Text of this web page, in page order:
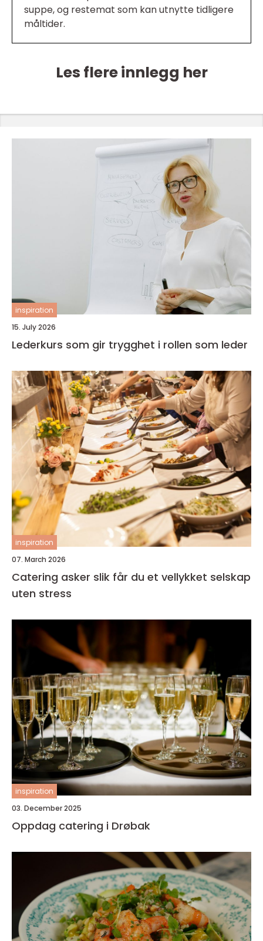
suppe, og restemat som kan utnytte tidligere
måltider.
Les flere innlegg her
inspiration
15. July 2026
Lederkurs som gir trygghet i rollen som leder
inspiration
07. March 2026
Catering asker slik får du et vellykket selskap
uten stress
inspiration
03. December 2025
Oppdag catering i Drøbak